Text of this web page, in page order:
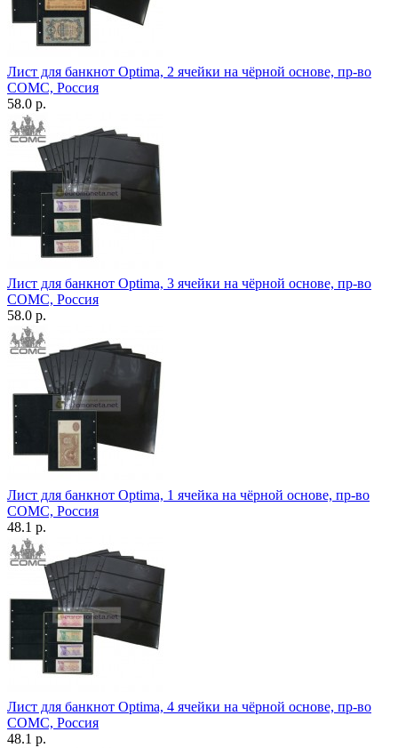
Лист для банкнот Optima, 2 ячейки на чёрной основе, пр-во
СОМС, Россия
58.0 р.
Лист для банкнот Optima, 3 ячейки на чёрной основе, пр-во
СОМС, Россия
58.0 р.
Лист для банкнот Optima, 1 ячейка на чёрной основе, пр-во
СОМС, Россия
48.1 р.
Лист для банкнот Optima, 4 ячейки на чёрной основе, пр-во
СОМС, Россия
48.1 р.